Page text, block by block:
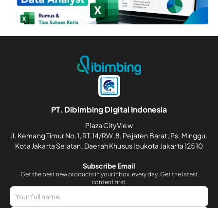
PT. Dibimbing Digital Indonesia
Plaza CityView
Jl. Kemang Timur No.1, RT.14/RW.8, Pejaten Barat, Ps. Minggu,
Kota Jakarta Selatan, Daerah Khusus Ibukota Jakarta 12510
Subscribe Email
Get the best new products in your inbox, every day. Get the latest
content first.